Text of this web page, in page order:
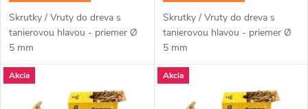
u
k
u
k
t
Skrutky / Vruty do dreva s
tanierovou hlavou - priemer Ø
5 mm
Skrutky / Vruty do dreva s
tanierovou hlavou - priemer Ø
5 mm
Akcia Akcia